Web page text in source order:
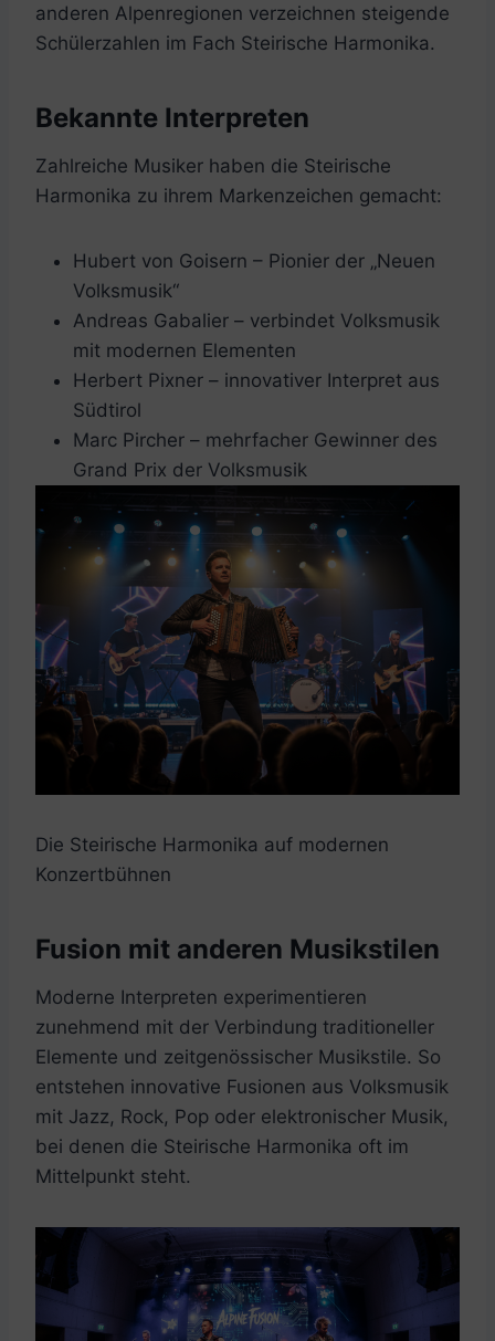
anderen Alpenregionen verzeichnen steigende
Schülerzahlen im Fach Steirische Harmonika.
Bekannte Interpreten
Zahlreiche Musiker haben die Steirische
Harmonika zu ihrem Markenzeichen gemacht:
Hubert von Goisern – Pionier der „Neuen
Volksmusik“
Andreas Gabalier – verbindet Volksmusik
mit modernen Elementen
Herbert Pixner – innovativer Interpret aus
Südtirol
Marc Pircher – mehrfacher Gewinner des
Grand Prix der Volksmusik
Die Steirische Harmonika auf modernen
Konzertbühnen
Fusion mit anderen Musikstilen
Moderne Interpreten experimentieren
zunehmend mit der Verbindung traditioneller
Elemente und zeitgenössischer Musikstile. So
entstehen innovative Fusionen aus Volksmusik
mit Jazz, Rock, Pop oder elektronischer Musik,
bei denen die Steirische Harmonika oft im
Mittelpunkt steht.